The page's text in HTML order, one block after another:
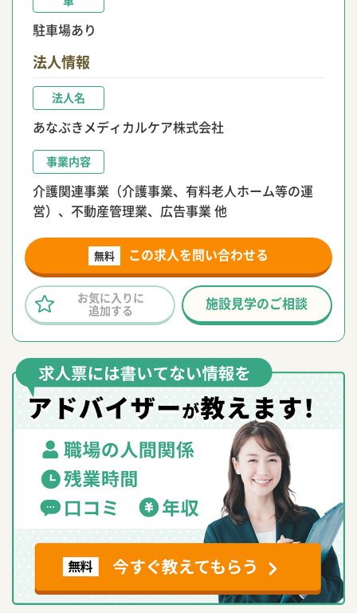
駐車場あり
法人情報
法人名
あなぶきメディカルケア株式会社
事業内容
介護関連事業（介護事業、有料老人ホーム等の運
営）、不動産管理業、広告事業 他
無料 この求人を問い合わせる
施設見学のご相談
お気に入りに
追加する